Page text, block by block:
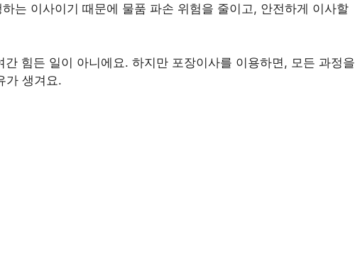
는 이사이기 때문에 물품 파손 위험을 줄이고, 안전하게 이사할
간 힘든 일이 아니에요. 하지만 포장이사를 이용하면, 모든 과정을
가 생겨요.